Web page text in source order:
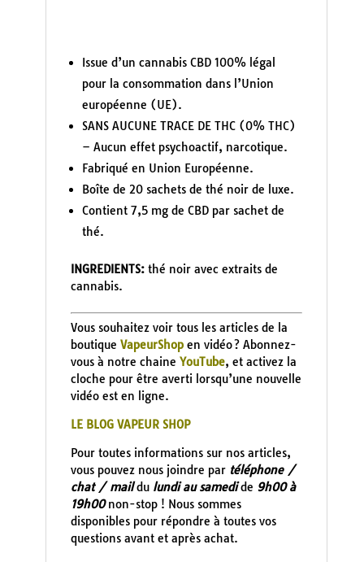
Issue d’un cannabis CBD 100% légal
pour la consommation dans l’Union
européenne (UE).
SANS AUCUNE TRACE DE THC (0% THC)
– Aucun effet psychoactif, narcotique.
Fabriqué en Union Européenne.
Boîte de 20 sachets de thé noir de luxe.
Contient 7,5 mg de CBD par sachet de
thé.
INGREDIENTS:thé noir avec extraits de
cannabis.
Vous souhaitez voir tous les articles de la
boutique VapeurShopen vidéo ? Abonnez-
vous à notre chaine YouTube, et activez la
cloche pour être averti lorsqu’une nouvelle
vidéo est en ligne.
LE BLOG VAPEUR SHOP
Pour toutes informations sur nos articles,
vous pouvez nous joindre par téléphone /
chat / maildu lundi au samedide 9h00 à
19h00non-stop ! Nous sommes
disponibles pour répondre à toutes vos
questions avant et après achat.